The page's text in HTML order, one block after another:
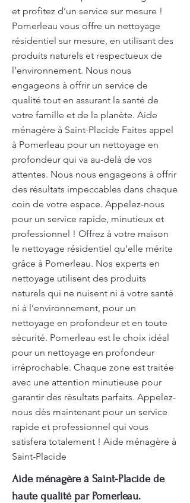
et profitez d’un service sur mesure !
Pomerleau vous offre un nettoyage
résidentiel sur mesure, en utilisant des
produits naturels et respectueux de
l’environnement. Nous nous
engageons à offrir un service de
qualité tout en assurant la santé de
votre famille et de la planète. Aide
ménagère à Saint-Placide Faites appel
à Pomerleau pour un nettoyage en
profondeur qui va au-delà de vos
attentes. Nous nous engageons à offrir
des résultats impeccables dans chaque
coin de votre espace. Appelez-nous
pour un service rapide, minutieux et
professionnel ! Offrez à votre maison
le nettoyage résidentiel qu’elle mérite
grâce à Pomerleau. Nos experts en
nettoyage utilisent des produits
naturels qui ne nuisent ni à votre santé
ni à l’environnement, pour un
nettoyage en profondeur et en toute
sécurité. Pomerleau est le choix idéal
pour un nettoyage en profondeur
irréprochable. Chaque zone est traitée
avec une attention minutieuse pour
garantir des résultats parfaits. Appelez-
nous dès maintenant pour un service
rapide et professionnel qui vous
satisfera totalement ! Aide ménagère à
Saint-Placide
Aide ménagère à Saint-Placide de
haute qualité par Pomerleau.